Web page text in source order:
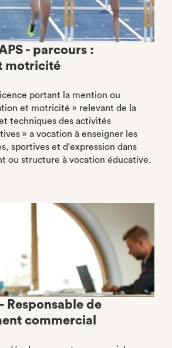
- parcours :
motricité
portant la mention ou
et motricité » relevant de la
techniques des activités
» a vocation à enseigner les
sportives et d'expression dans
ou structure à vocation éducative.
Responsable de
commercial